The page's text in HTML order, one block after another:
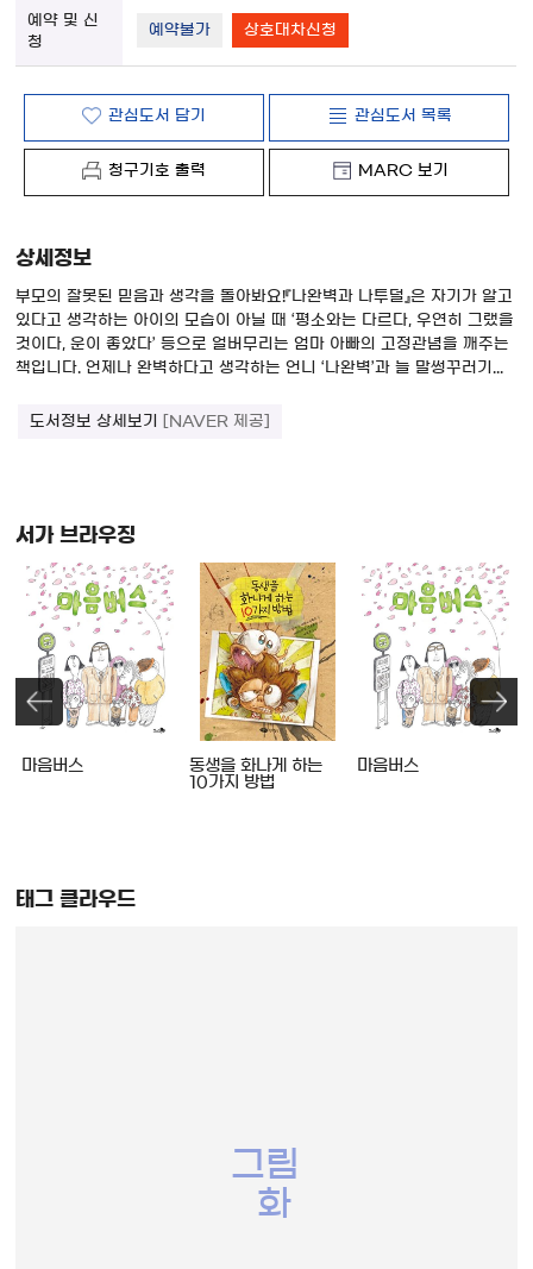
예약불가 상호대차신청
관심도서 담기 관심도서 목록
청구기호 출력 MARC 보기
상세정보
부모의 잘못된 믿음과 생각을 돌아봐요!『나완벽과 나투덜』은 자기가 알고
있다고 생각하는 아이의 모습이 아닐 때 ‘평소와는 다르다, 우연히 그랬을
것이다, 운이 좋았다’ 등으로 얼버무리는 엄마 아빠의 고정관념을 깨주는
책입니다. 언제나 완벽하다고 생각하는 언니 ‘나완벽’과 늘 말썽꾸러기...
도서정보 상세보기 [NAVER 제공]
서가 브라우징
마음버스
동생을 화나게 하는
10가지 방법
마음버스
태그 클라우드
그림
화